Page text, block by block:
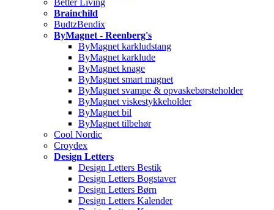
Better Living
Brainchild
BudtzBendix
ByMagnet - Reenberg's
ByMagnet karkludstang
ByMagnet karklude
ByMagnet knage
ByMagnet smart magnet
ByMagnet svampe & opvaskebørsteholder
ByMagnet viskestykkeholder
ByMagnet bil
ByMagnet tilbehør
Cool Nordic
Croydex
Design Letters
Design Letters Bestik
Design Letters Bogstaver
Design Letters Børn
Design Letters Kalender